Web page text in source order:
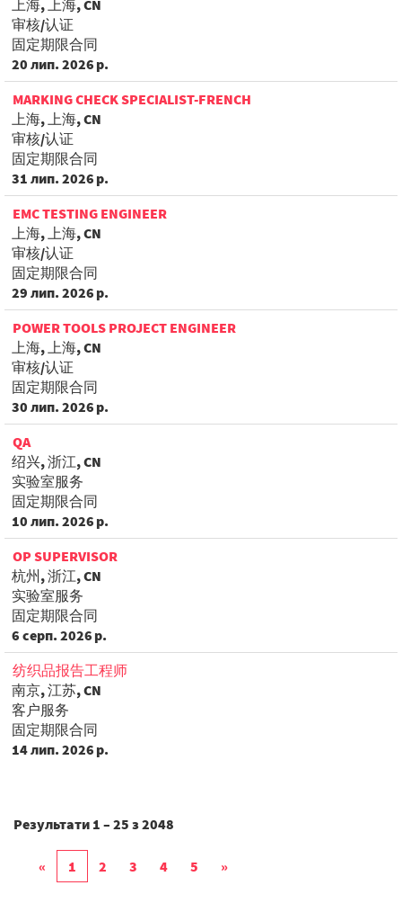
上海, 上海, CN
审核/认证
固定期限合同
20 лип. 2026 р.
MARKING CHECK SPECIALIST-FRENCH
上海, 上海, CN
审核/认证
固定期限合同
31 лип. 2026 р.
EMC TESTING ENGINEER
上海, 上海, CN
审核/认证
固定期限合同
29 лип. 2026 р.
POWER TOOLS PROJECT ENGINEER
上海, 上海, CN
审核/认证
固定期限合同
30 лип. 2026 р.
QA
绍兴, 浙江, CN
实验室服务
固定期限合同
10 лип. 2026 р.
OP SUPERVISOR
杭州, 浙江, CN
实验室服务
固定期限合同
6 серп. 2026 р.
纺织品报告工程师
南京, 江苏, CN
客户服务
固定期限合同
14 лип. 2026 р.
Результати 1 – 25 з2048
« 1 2 3 4 5 »